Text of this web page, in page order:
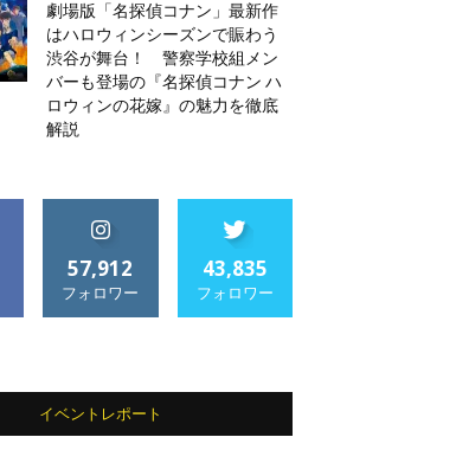
劇場版「名探偵コナン」最新作
はハロウィンシーズンで賑わう
渋谷が舞台！ 警察学校組メン
バーも登場の『名探偵コナン ハ
ロウィンの花嫁』の魅力を徹底
解説
57,912
フォロワー
43,835
フォロワー
イベントレポート